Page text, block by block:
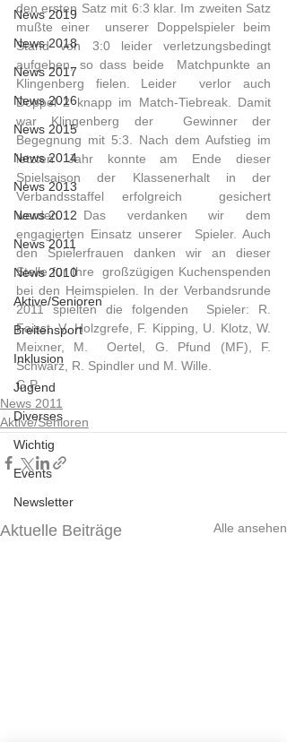
News 2019
News 2018
News 2017
News 2016
News 2015
News 2014
News 2013
News 2012
News 2011
News 2010
Aktive/Senioren
Breitensport
Inklusion
Jugend
Diverses
Wichtig
Events
Newsletter
den ersten Satz mit 6:3 klar. Im zweiten Satz
mußte einer  unserer Doppelspieler beim
Stand von 3:0 leider verletzungsbedingt
aufgeben, so dass beide  Matchpunkte an
Klingenberg fielen. Leider  verlor auch
Doppel 2 knapp im Match-Tiebreak. Damit
war Klingenberg der  Gewinner der
Begegnung mit 5:3. Nach dem Aufstieg im
letzten Jahr konnte am Ende dieser
Spielsaison der Klassenerhalt in der
Verbandsstaffel erfolgreich  gesichert
werden. Das verdanken wir dem
engagierten Einsatz unserer  Spieler. Auch
den Spielerfrauen danken wir an dieser
Stelle für Ihre  großzügigen Kuchenspenden
bei den Heimspielen. In der Verbandsrunde
2011 spielten die folgenden  Spieler: R.
Faisst, V. Holzgrefe, F. Kipping, U. Klotz, W.
Meixner, M.  Oertel, G. Pfund (MF), F.
Schwarz, R. Spindler und M. Wille.
G.P.
News 2011
Aktive/Senioren
Aktuelle Beiträge Alle ansehen